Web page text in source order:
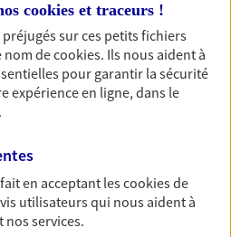
TARIF EN LIGNE
de la Vie
pâtissier en herbe
Ma Protection
qualité de vie et vos
Accidents de la Vie
cookies et traceurs !
sur ces petits fichiers
nom decookies. Ils nous aident à
pour garantir la sécurité
expérience en ligne, dans le
en acceptant lescookiesde
utilisateurs qui nous aident à
services.